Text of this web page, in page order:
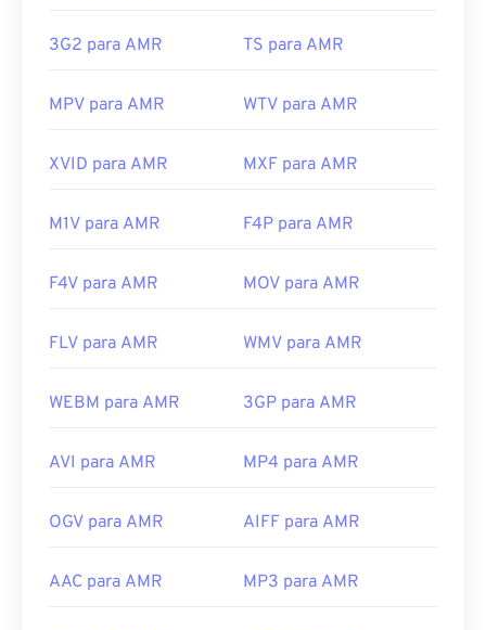
https://www.matroska.org/
Rate_audio_codec
3G2 para AMR TS para AMR
MPV para AMR WTV para AMR
XVID para AMR MXF para AMR
M1V para AMR F4P para AMR
F4V para AMR MOV para AMR
FLV para AMR WMV para AMR
WEBM para AMR 3GP para AMR
AVI para AMR MP4 para AMR
OGV para AMR AIFF para AMR
AAC para AMR MP3 para AMR